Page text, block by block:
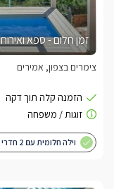
זמן חלום - ספא ואירוח
צימרים בצפון, אמירים
וילה חלומית עם 2 חדרי שינה